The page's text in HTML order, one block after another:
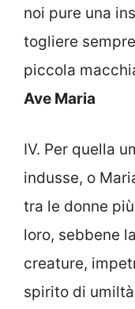
noi pure una
togliere
piccola
Ave Maria
IV. Per quella
indusse, o
tra le donne
loro, sebbene
creature,
spirito di